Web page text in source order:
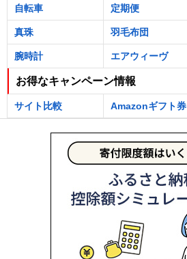
自転車 定期便
真珠 羽毛布団
腕時計 エアウィーヴ
お得なキャンペーン情報
サイト比較 Amazonギフト券